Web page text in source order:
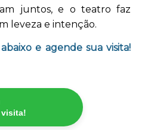
juntos, e o teatro faz
leveza e intenção.
e agende sua visita!
visita!